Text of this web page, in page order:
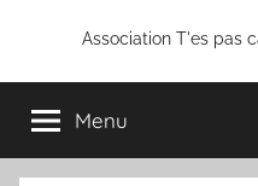
Association T'es pas
Menu